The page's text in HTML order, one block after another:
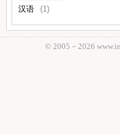
汉语
(1)
© 2005－ 2026